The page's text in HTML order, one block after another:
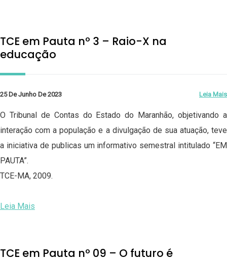
TCE em Pauta nº 3 – Raio-X na
educação
25 De Junho De 2023 Leia Mais
O Tribunal de Contas do Estado do Maranhão, objetivando a
interação com a população e a divulgação de sua atuação, teve
a iniciativa de publicas um informativo semestral intitulado “EM
PAUTA”.
TCE-MA, 2009.
Leia Mais
TCE em Pauta nº 09 – O futuro é